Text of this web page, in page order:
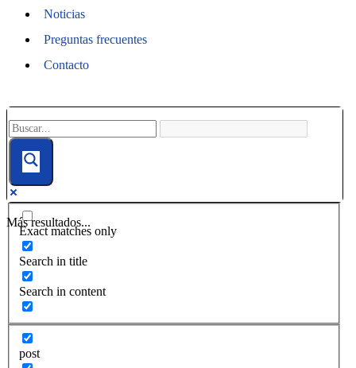
Noticias
Preguntas frecuentes
Contacto
Más resultados...
Exact matches only
Search in title
Search in content
post